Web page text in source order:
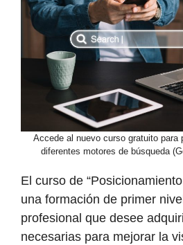
Accede al nuevo curso gratuito para
diferentes motores de búsqueda
El curso de
una formación de primer
profesional que desee
necesarias para mejorar la